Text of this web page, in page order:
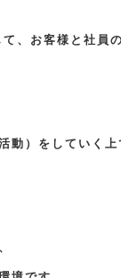
、お客様と社員
動）をしていく